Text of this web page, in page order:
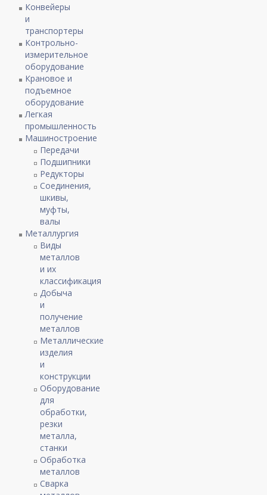
Конвейеры
и
транспортеры
Контрольно-
измерительное
оборудование
Крановое и
подъемное
оборудование
Легкая
промышленность
Машиностроение
Передачи
Подшипники
Редукторы
Соединения,
шкивы,
муфты,
валы
Металлургия
Виды
металлов
и их
классификация
Добыча
и
получение
металлов
Металлические
изделия
и
конструкции
Оборудование
для
обработки,
резки
металла,
станки
Обработка
металлов
Сварка